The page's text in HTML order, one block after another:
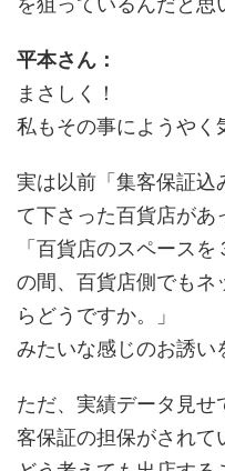
平本さん：
まさしく！
私もその事にようやく
実は以前「集客保証込
て下さった百貨店があ
「百貨店のスペース
の間、百貨店側でもネ
らどうですか。」
みたいな感じのお誘い
ただ、実績データ見
客保証の担保がされて